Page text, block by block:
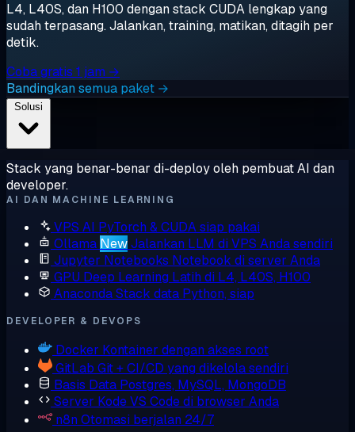
L4, L40S, dan H100 dengan stack CUDA lengkap yang
sudah terpasang. Jalankan, training, matikan, ditagih per
detik.
Coba gratis 1 jam →
Bandingkan semua paket →
Stack yang benar-benar di-deploy oleh pembuat AI dan
developer.
AI DAN MACHINE LEARNING
VPS AI PyTorch & CUDA siap pakai
Ollama NewJalankan LLM di VPS Anda sendiri
Jupyter Notebooks Notebook di server Anda
GPU Deep Learning Latih di L4, L40S, H100
AnacondaStack data Python, siap
DEVELOPER & DEVOPS
Docker Kontainer dengan akses root
GitLab Git + CI/CD yang dikelola sendiri
Basis Data Postgres, MySQL, MongoDB
Server KodeVS Code di browser Anda
n8n Otomasi berjalan 24/7